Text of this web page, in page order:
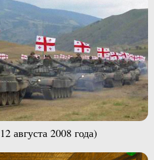
августа 2008 года)